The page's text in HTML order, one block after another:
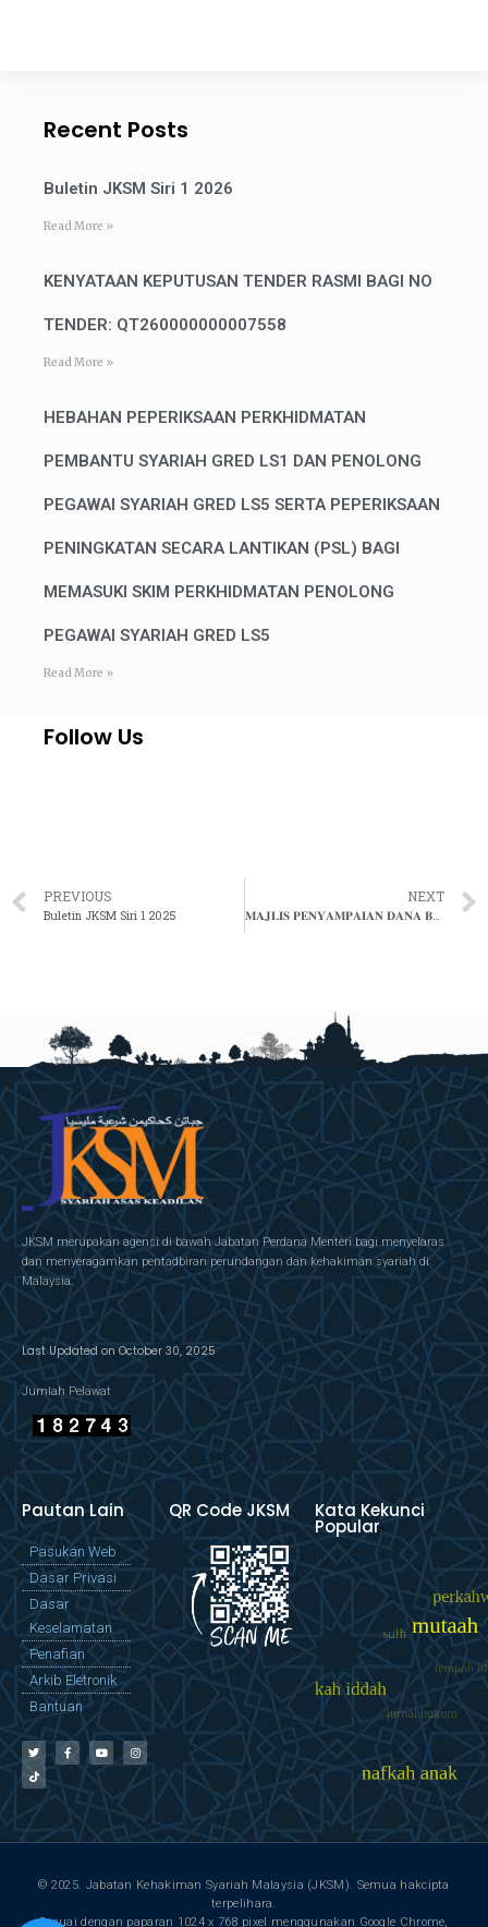
Recent Posts
Buletin JKSM Siri 1 2026
Read More »
KENYATAAN KEPUTUSAN TENDER RASMI BAGI NO
TENDER: QT260000000007558
Read More »
HEBAHAN PEPERIKSAAN PERKHIDMATAN
PEMBANTU SYARIAH GRED LS1 DAN PENOLONG
PEGAWAI SYARIAH GRED LS5 SERTA PEPERIKSAAN
PENINGKATAN SECARA LANTIKAN (PSL) BAGI
MEMASUKI SKIM PERKHIDMATAN PENOLONG
PEGAWAI SYARIAH GRED LS5
Read More »
Follow Us
PREVIOUS
Buletin JKSM Siri 1 2025
NEXT
𝐌𝐀𝐉𝐋𝐈𝐒 𝐏𝐄𝐍𝐘𝐀𝐌𝐏𝐀𝐈𝐀𝐍 𝐃𝐀𝐍𝐀 𝐁𝐀𝐍𝐓𝐔𝐀𝐍 𝐍𝐀𝐅𝐊𝐀𝐇 𝐁𝐀𝐇𝐀𝐆𝐈𝐀𝐍 𝐒𝐎𝐊𝐎𝐍𝐆𝐀𝐍 𝐊𝐄𝐋𝐔𝐀𝐑𝐆𝐀 𝐉𝐀𝐁𝐀𝐓𝐀𝐍 𝐊𝐄𝐇𝐀𝐊𝐈𝐌𝐀𝐍 𝐒𝐘𝐀𝐑𝐈𝐀𝐇 𝐍𝐄𝐆𝐄𝐑𝐈 𝐊𝐄𝐋𝐀𝐍𝐓𝐀𝐍 𝐓𝐀𝐇𝐔𝐍 𝟐𝟎𝟐𝟓
JKSM merupakan agensi di bawah Jabatan Perdana Menteri bagi menyelaras
dan menyeragamkan pentadbiran perundangan dan kehakiman syariah di
Malaysia.
Last Updated on October 30, 2025
Jumlah Pelawat
Pautan Lain
Pasukan Web
Dasar Privasi
Dasar
Keselamatan
Penafian
Arkib Eletronik
Bantuan
QR Code JKSM Kata Kekunci
Popular
© 2025. Jabatan Kehakiman Syariah Malaysia (JKSM). Semua hakcipta
terpelihara.
Sesuai dengan paparan 1024 x 768 pixel menggunakan Google Chrome,